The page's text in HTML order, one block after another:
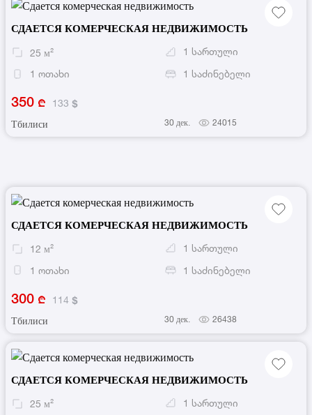
СДАЕТСЯ КОМЕРЧЕСКАЯ НЕДВИЖИМОСТЬ
25 м² 1 სართული
1 ოთახი 1 საძინებელი
350
133
Тбилиси
30 дек. 24015
СДАЕТСЯ КОМЕРЧЕСКАЯ НЕДВИЖИМОСТЬ
12 м² 1 სართული
1 ოთახი 1 საძინებელი
300
114
Тбилиси
30 дек. 26438
СДАЕТСЯ КОМЕРЧЕСКАЯ НЕДВИЖИМОСТЬ
25 м² 1 სართული